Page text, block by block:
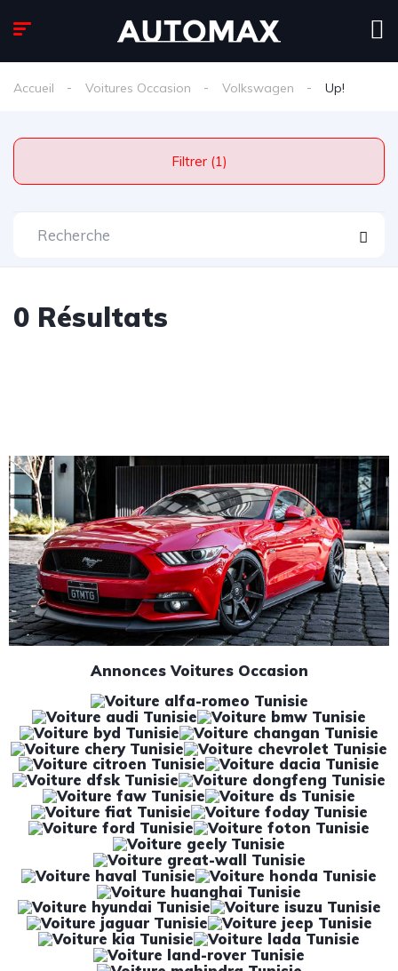
Accueil Voitures Occasion Volkswagen Up!
Filtrer (1)
0 Résultats
Annonces Voitures Occasion